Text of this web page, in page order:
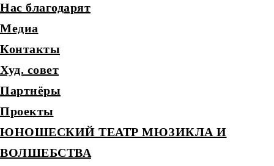
Нас благодарят
Медиа
Контакты
Худ. совет
Партнёры
Проекты
ЮНОШЕСКИЙ ТЕАТР МЮЗИКЛА И
ВОЛШЕБСТВА